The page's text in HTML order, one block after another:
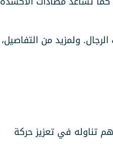
ولمزيد من التفاصيل،
تناوله في تعزيز حركة